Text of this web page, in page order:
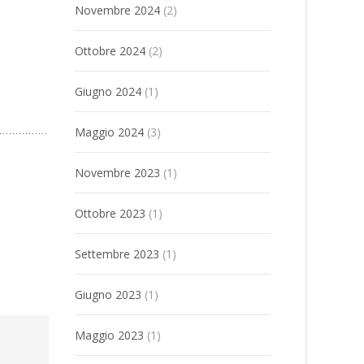
Novembre 2024 (2)
Ottobre 2024 (2)
Giugno 2024 (1)
Maggio 2024 (3)
Novembre 2023 (1)
Ottobre 2023 (1)
Settembre 2023 (1)
Giugno 2023 (1)
Maggio 2023 (1)